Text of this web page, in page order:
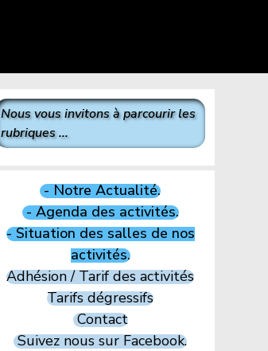
Nous vous invitons à parcourir les
rubriques ...
- Notre Actualité.
- Agenda des activités.
- Situation des salles de nos
activités.
Adhésion / Tarif des activités
Tarifs dégressifs
Contact
Suivez nous sur Facebook.